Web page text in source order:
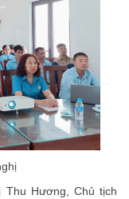
Hương, Chủ tịch